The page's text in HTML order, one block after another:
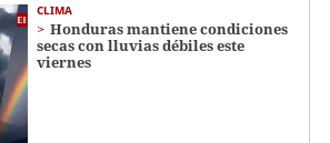
CLIMA
Honduras mantiene condiciones
secas con lluvias débiles este
viernes